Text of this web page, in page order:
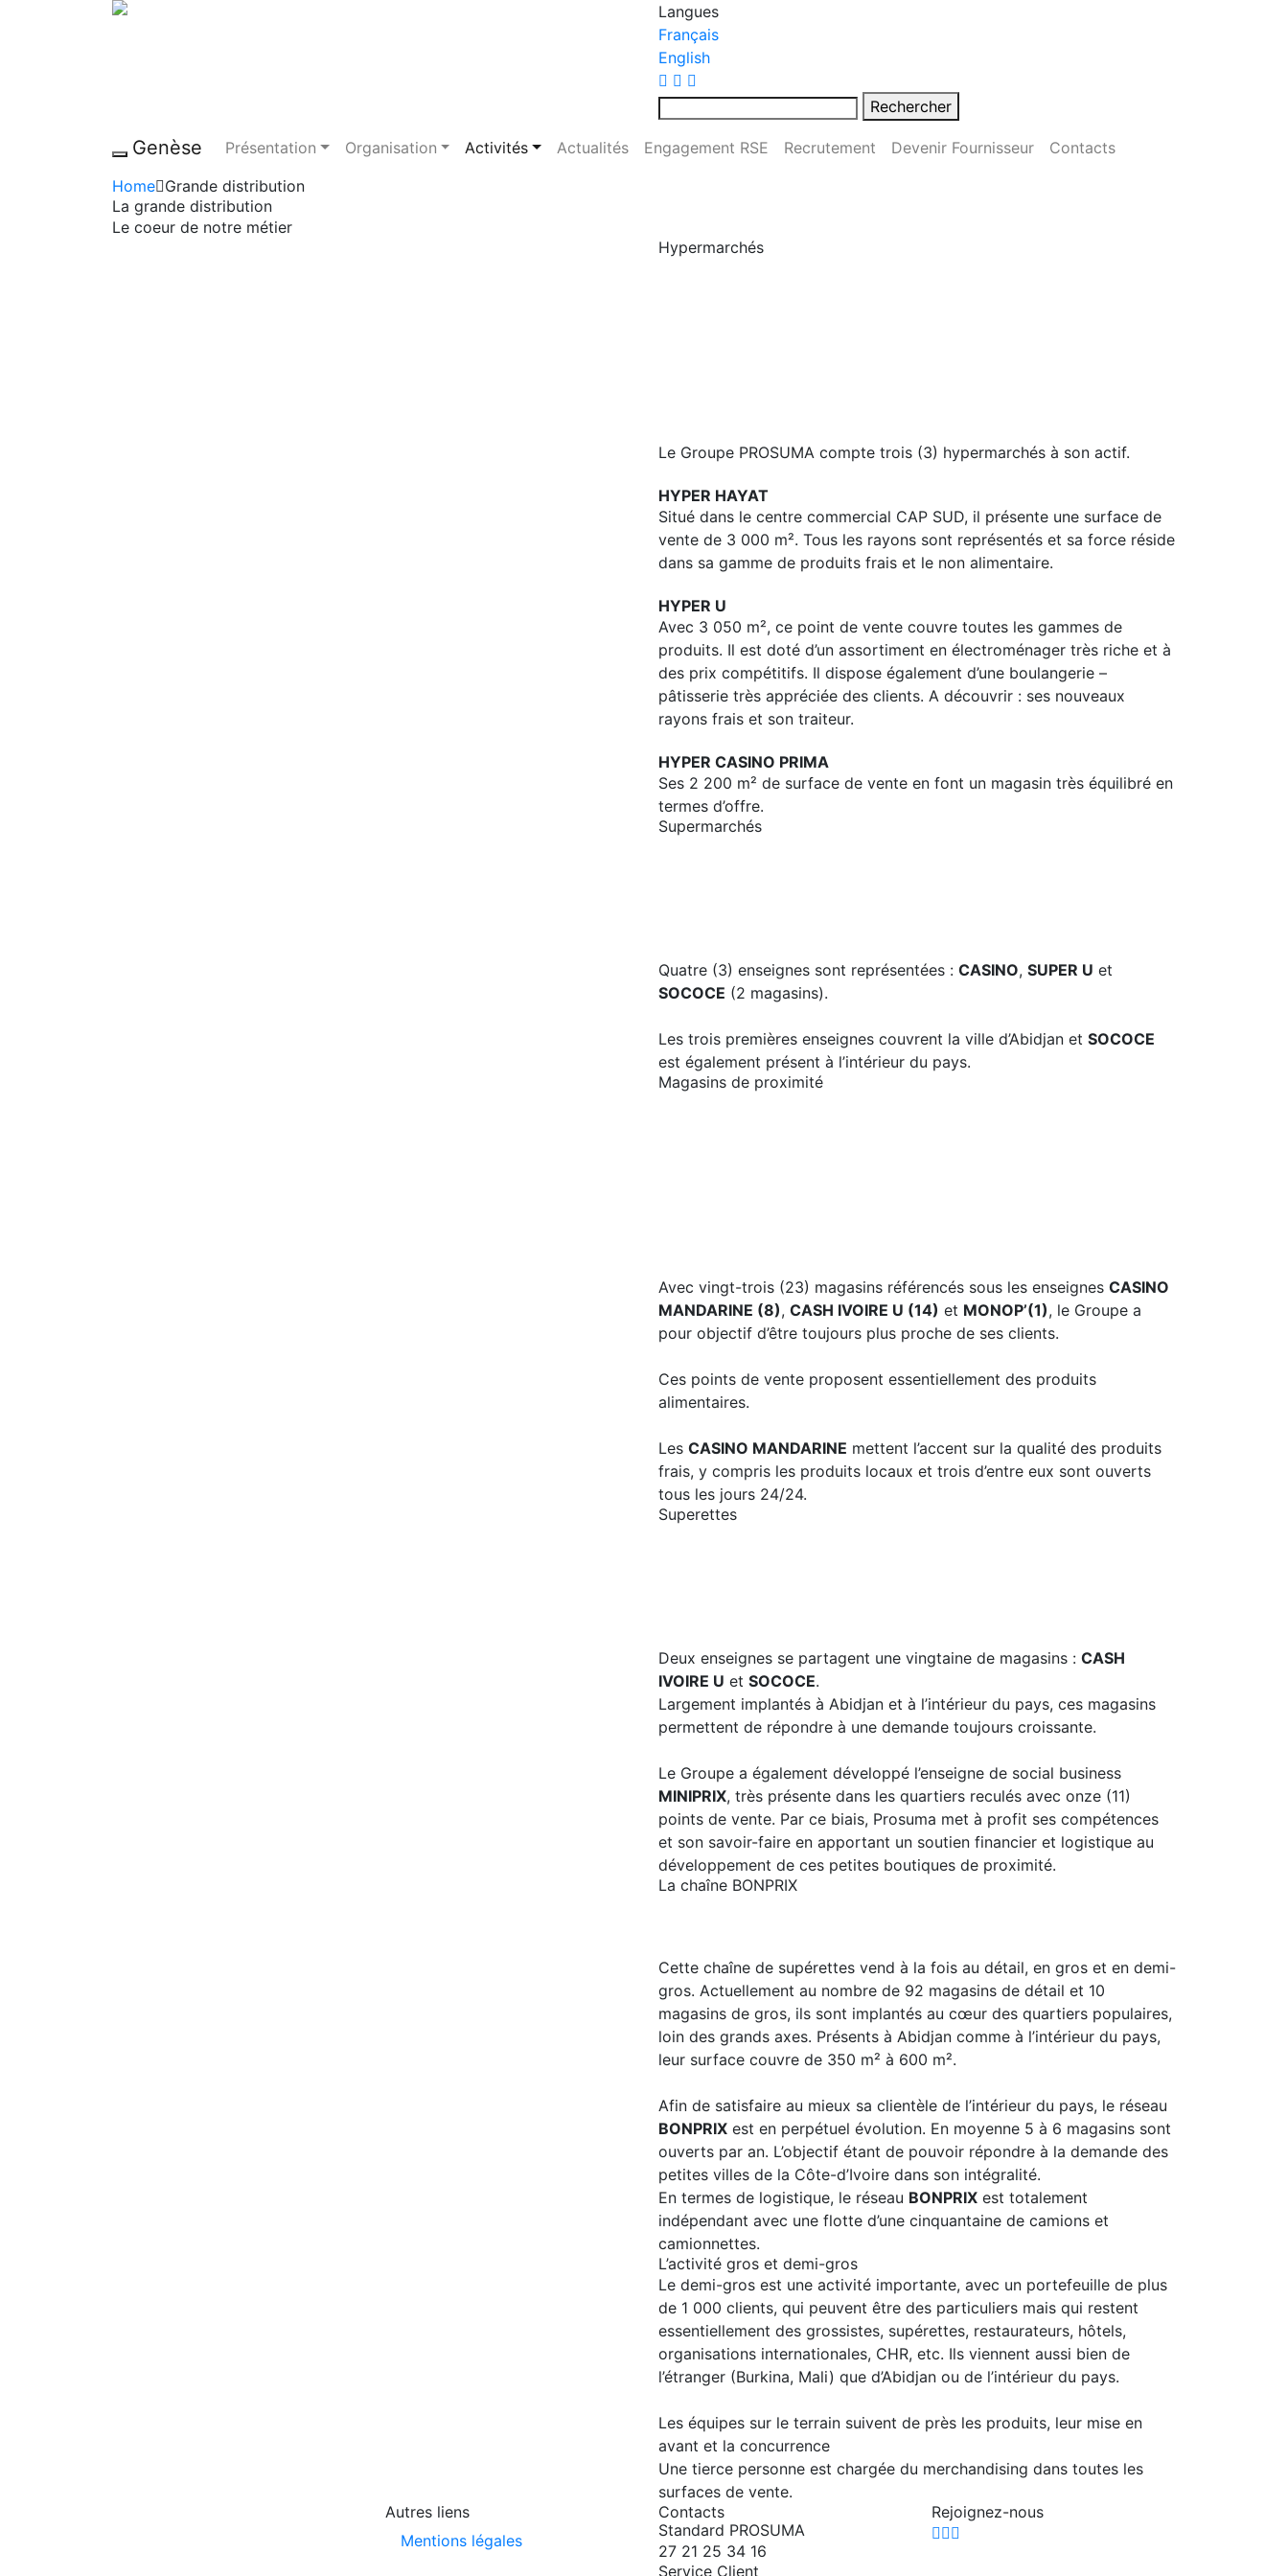
Langues
Français
English
Rechercher
Genèse Présentation Organisation Activités Actualités Engagement RSE Recrutement Devenir Fournisseur
Contacts
Home Grande distribution
La grande distribution
Le coeur de notre métier
Hypermarchés
Le Groupe PROSUMA compte trois (3) hypermarchés à son actif.
HYPER HAYAT
Situé dans le centre commercial CAP SUD, il présente une surface de
vente de 3 000 m². Tous les rayons sont représentés et sa force réside
dans sa gamme de produits frais et le non alimentaire.
HYPER U
Avec 3 050 m², ce point de vente couvre toutes les gammes de
produits. Il est doté d’un assortiment en électroménager très riche et à
des prix compétitifs. Il dispose également d’une boulangerie –
pâtisserie très appréciée des clients. A découvrir : ses nouveaux
rayons frais et son traiteur.
HYPER CASINO PRIMA
Ses 2 200 m² de surface de vente en font un magasin très équilibré en
termes d’offre.
Supermarchés
Quatre (3) enseignes sont représentées : CASINO, SUPER U et
SOCOCE (2 magasins).
Les trois premières enseignes couvrent la ville d’Abidjan et SOCOCE
est également présent à l’intérieur du pays.
Magasins de proximité
Avec vingt-trois (23) magasins référencés sous les enseignes CASINO
MANDARINE (8), CASH IVOIRE U (14) et MONOP’(1), le Groupe a
pour objectif d’être toujours plus proche de ses clients.
Ces points de vente proposent essentiellement des produits
alimentaires.
Les CASINO MANDARINE mettent l’accent sur la qualité des produits
frais, y compris les produits locaux et trois d’entre eux sont ouverts
tous les jours 24/24.
Superettes
Deux enseignes se partagent une vingtaine de magasins : CASH
IVOIRE U et SOCOCE.
Largement implantés à Abidjan et à l’intérieur du pays, ces magasins
permettent de répondre à une demande toujours croissante.
Le Groupe a également développé l’enseigne de social business
MINIPRIX, très présente dans les quartiers reculés avec onze (11)
points de vente. Par ce biais, Prosuma met à profit ses compétences
et son savoir-faire en apportant un soutien financier et logistique au
développement de ces petites boutiques de proximité.
La chaîne BONPRIX
Cette chaîne de supérettes vend à la fois au détail, en gros et en demi-
gros. Actuellement au nombre de 92 magasins de détail et 10
magasins de gros, ils sont implantés au cœur des quartiers populaires,
loin des grands axes. Présents à Abidjan comme à l’intérieur du pays,
leur surface couvre de 350 m² à 600 m².
Afin de satisfaire au mieux sa clientèle de l’intérieur du pays, le réseau
BONPRIX est en perpétuel évolution. En moyenne 5 à 6 magasins sont
ouverts par an. L’objectif étant de pouvoir répondre à la demande des
petites villes de la Côte-d’Ivoire dans son intégralité.
En termes de logistique, le réseau BONPRIX est totalement
indépendant avec une flotte d’une cinquantaine de camions et
camionnettes.
L’activité gros et demi-gros
Le demi-gros est une activité importante, avec un portefeuille de plus
de 1 000 clients, qui peuvent être des particuliers mais qui restent
essentiellement des grossistes, supérettes, restaurateurs, hôtels,
organisations internationales, CHR, etc. Ils viennent aussi bien de
l’étranger (Burkina, Mali) que d’Abidjan ou de l’intérieur du pays.
Les équipes sur le terrain suivent de près les produits, leur mise en
avant et la concurrence
Une tierce personne est chargée du merchandising dans toutes les
surfaces de vente.
Autres liens
Mentions légales
Contacts
Standard PROSUMA
27 21 25 34 16
Service Client
Rejoignez-nous